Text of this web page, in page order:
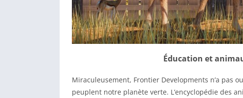
Éducation et
Miraculeusement, Frontier Developments n’a pas
peuplent notre planète verte. L’encyclopédie des